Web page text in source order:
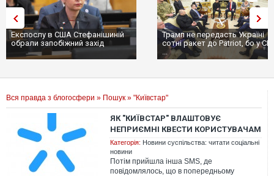
Експослу в США Стефанішиній
обрали запобіжний захід
Трамп не передасть Україні
сотні ракет до Patriot, бо у
...
Вся правда з блогосфери » Пошук » "Київстар"
ЯК "КИЇВСТАР" ВЛАШТОВУЄ
НЕПРИЄМНІ КВЕСТИ КОРИСТУВАЧАМ
Категорія: Новини суспільства: читати соціальні
новини
Потім прийшла інша SMS, де
повідомлялось, що в попередньому